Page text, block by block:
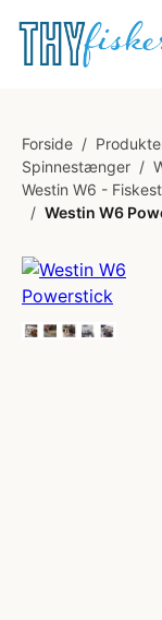
Forside /
Spinnestænger /
Westin W6 -
/ Westin W6